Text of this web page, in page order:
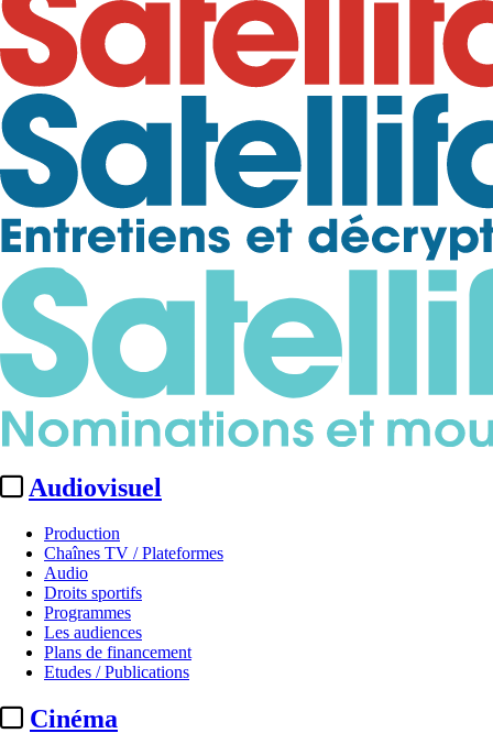
Audiovisuel
Production
Chaînes TV / Plateformes
Audio
Droits sportifs
Programmes
Les audiences
Plans de financement
Etudes / Publications
Cinéma